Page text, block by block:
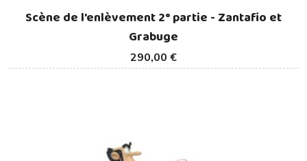
290,00 €
Scène de l'enlèvement 2° partie - Zantafio et
Grabuge